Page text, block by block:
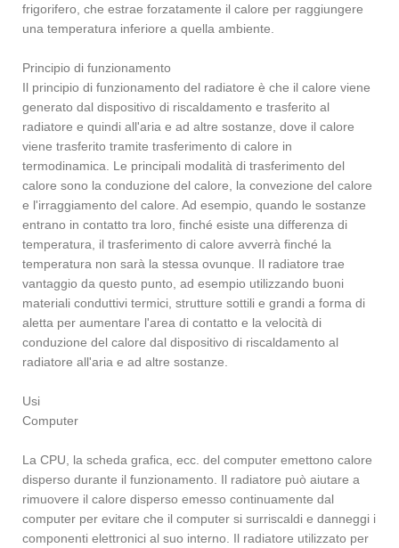
frigorifero, che estrae forzatamente il calore per raggiungere
una temperatura inferiore a quella ambiente.
Principio di funzionamento
Il principio di funzionamento del radiatore è che il calore viene
generato dal dispositivo di riscaldamento e trasferito al
radiatore e quindi all'aria e ad altre sostanze, dove il calore
viene trasferito tramite trasferimento di calore in
termodinamica. Le principali modalità di trasferimento del
calore sono la conduzione del calore, la convezione del calore
e l'irraggiamento del calore. Ad esempio, quando le sostanze
entrano in contatto tra loro, finché esiste una differenza di
temperatura, il trasferimento di calore avverrà finché la
temperatura non sarà la stessa ovunque. Il radiatore trae
vantaggio da questo punto, ad esempio utilizzando buoni
materiali conduttivi termici, strutture sottili e grandi a forma di
aletta per aumentare l'area di contatto e la velocità di
conduzione del calore dal dispositivo di riscaldamento al
radiatore all'aria e ad altre sostanze.
Usi
Computer
La CPU, la scheda grafica, ecc. del computer emettono calore
disperso durante il funzionamento. Il radiatore può aiutare a
rimuovere il calore disperso emesso continuamente dal
computer per evitare che il computer si surriscaldi e danneggi i
componenti elettronici al suo interno. Il radiatore utilizzato per